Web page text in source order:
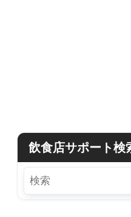
飲食店サポート検